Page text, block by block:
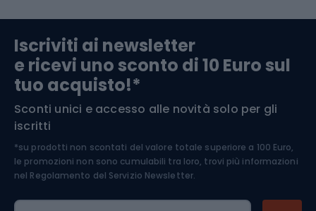
Abbigliamento da escursionismo
Componenti per biciclette
Arrampicata
Medicina dello sport
Abbigliamento ciclistico
Iscriviti ai newsletter
e ricevi uno sconto di 10 Euro sul
tuo acquisto!*
Sconti unici e accesso alle novità solo per gli
iscritti
*su prodotti non scontati del valore totale superiore a 100 Euro,
le promozioni non sono cumulabili tra loro, trovi più informazioni
nel Regolamento del Servizio Newsletter.